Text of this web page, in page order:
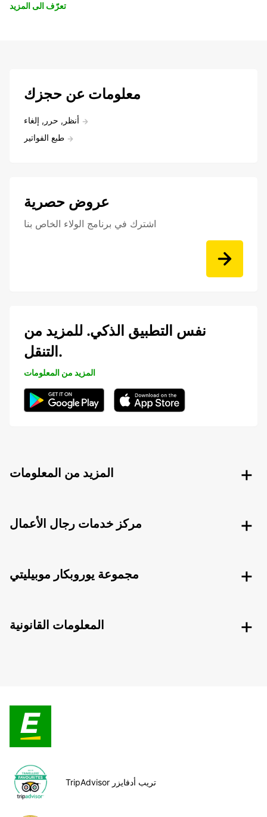
تعرّف الى المزيد
معلومات عن حجزك
أنظر, حرر, إلغاء
طبع الفواتير
عروض حصرية
اشترك في برنامج الولاء الخاص بنا
نفس التطبيق الذكي. للمزيد من
التنقل.
المزيد من المعلومات
المزيد من المعلومات
مركز خدمات رجال الأعمال
مجموعة يوروبكار موبيليتي
المعلومات القانونية
TripAdvisor تريب أدفايزر